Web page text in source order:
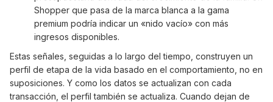
Shopper que pasa de la marca blanca a la gama
premium podría indicar un «nido vacío» con más
ingresos disponibles.
Estas señales, seguidas a lo largo del tiempo, construyen un
perfil de etapa de la vida basado en el comportamiento, no en
suposiciones. Y como los datos se actualizan con cada
transacción, el perfil también se actualiza. Cuando dejan de